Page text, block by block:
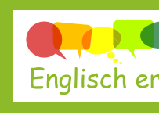
Skip
content